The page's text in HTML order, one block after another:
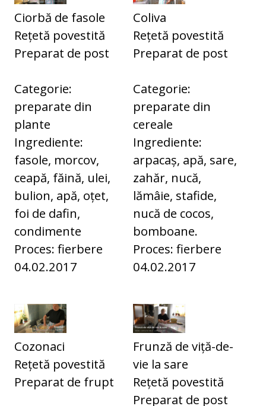
Ciorbă de fasole
Rețetă povestită
Preparat de post
Categorie:
preparate din
plante
Ingrediente:
fasole, morcov,
ceapă, făină, ulei,
bulion, apă, oțet,
foi de dafin,
condimente
Proces: fierbere
04.02.2017
Coliva
Rețetă povestită
Preparat de post
Categorie:
preparate din
cereale
Ingrediente:
arpacaș, apă, sare,
zahăr, nucă,
lămâie, stafide,
nucă de cocos,
bomboane.
Proces: fierbere
04.02.2017
Cozonaci
Rețetă povestită
Preparat de frupt
Frunză de viță-de-
vie la sare
Rețetă povestită
Preparat de post